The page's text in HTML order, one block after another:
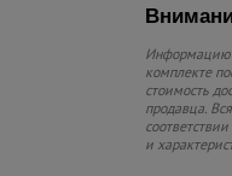
Информацию
комплекте
стоимость
продавца.
и